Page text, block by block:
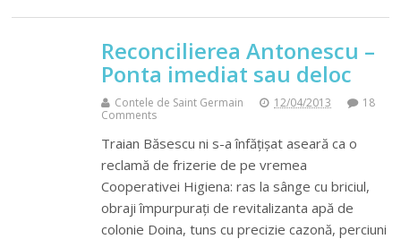
Reconcilierea Antonescu –
Ponta imediat sau deloc
Contele de Saint Germain 12/04/2013
18
Comments
Traian Băsescu ni s-a înfățișat aseară ca o
reclamă de frizerie de pe vremea
Cooperativei Higiena: ras la sânge cu briciul,
obraji împurpurați de revitalizanta apă de
colonie Doina, tuns cu precizie cazonă, perciuni